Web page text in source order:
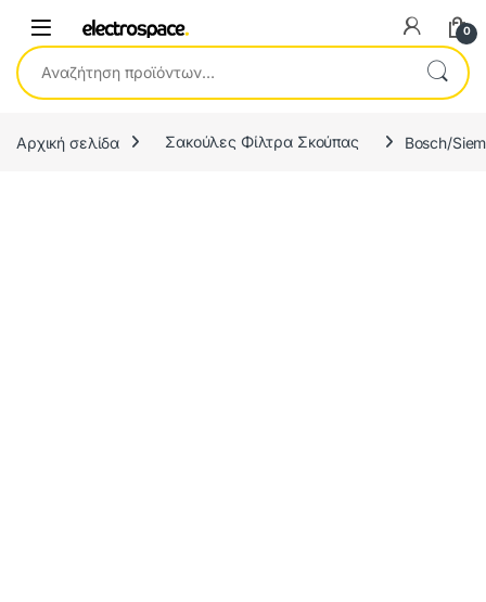
0
Αναζήτηση για:
Αρχική σελίδα Σακούλες Φίλτρα Σκούπας Bosch/